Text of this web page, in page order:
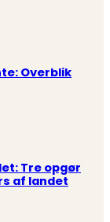
Overblik
Tre opgør
af landet